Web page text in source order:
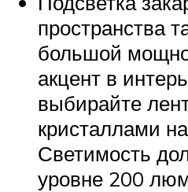
пространства
большой
акцент в
выбирайте
кристаллами
Светимость
уровне 200